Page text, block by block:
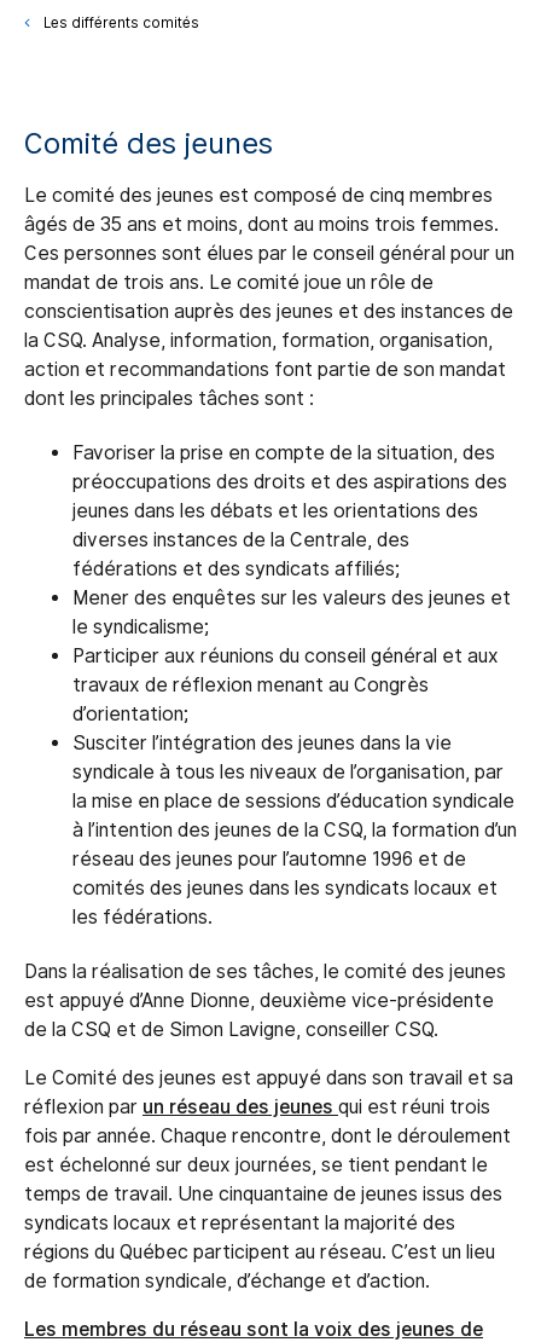
Les différents comités
Comité des jeunes
Le comité des jeunes est composé de cinq membres
âgés de 35 ans et moins, dont au moins trois femmes.
Ces personnes sont élues par le conseil général pour un
mandat de trois ans. Le comité joue un rôle de
conscientisation auprès des jeunes et des instances de
la CSQ. Analyse, information, formation, organisation,
action et recommandations font partie de son mandat
dont les principales tâches sont :
Favoriser la prise en compte de la situation, des
préoccupations des droits et des aspirations des
jeunes dans les débats et les orientations des
diverses instances de la Centrale, des
fédérations et des syndicats affiliés;
Mener des enquêtes sur les valeurs des jeunes et
le syndicalisme;
Participer aux réunions du conseil général et aux
travaux de réflexion menant au Congrès
d’orientation;
Susciter l’intégration des jeunes dans la vie
syndicale à tous les niveaux de l’organisation, par
la mise en place de sessions d’éducation syndicale
à l’intention des jeunes de la CSQ, la formation d’un
réseau des jeunes pour l’automne 1996 et de
comités des jeunes dans les syndicats locaux et
les fédérations.
Dans la réalisation de ses tâches, le comité des jeunes
est appuyé d’Anne Dionne, deuxième vice-présidente
de la CSQ et de Simon Lavigne, conseiller CSQ.
Le Comité des jeunes est appuyé dans son travail et sa
réflexion par un réseau des jeunes qui est réuni trois
fois par année. Chaque rencontre, dont le déroulement
est échelonné sur deux journées, se tient pendant le
temps de travail. Une cinquantaine de jeunes issus des
syndicats locaux et représentant la majorité des
régions du Québec participent au réseau. C’est un lieu
de formation syndicale, d’échange et d’action.
Les membres du réseau sont la voix des jeunes de